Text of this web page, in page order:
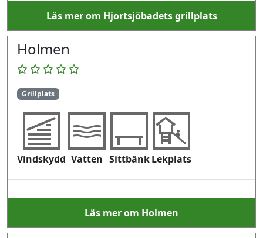
Läs mer om Hjortsjöbadets grillplats
Holmen
Grillplats
Vindskydd Vatten Sittbänk Lekplats
Läs mer om Holmen